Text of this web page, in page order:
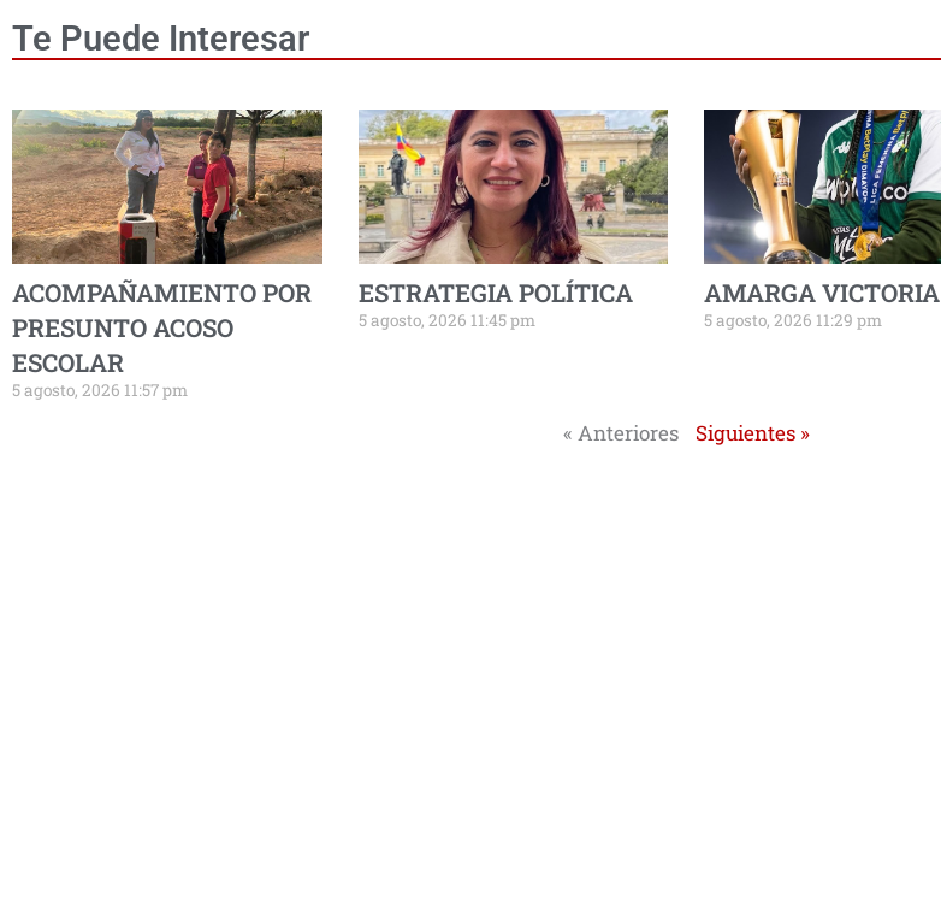
Te Puede Interesar
ACOMPAÑAMIENTO POR
PRESUNTO ACOSO
ESCOLAR
5 agosto, 2026 11:57 pm
ESTRATEGIA POLÍTICA
5 agosto, 2026 11:45 pm
AMARGA VICTORIA
5 agosto, 2026 11:29 pm
« Anteriores Siguientes »